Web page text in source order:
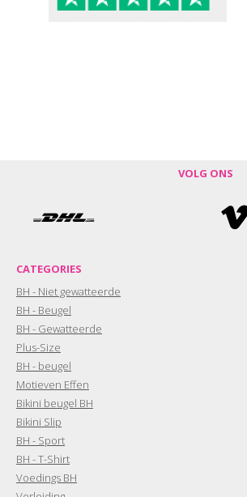
VOLG ONS
CATEGORIES
BH - Niet gewatteerde
BH - Beugel
BH - Gewatteerde
Plus-Size
BH - beugel
Motieven Effen
Bikini beugel BH
Bikini Slip
BH - Sport
BH - T-Shirt
Voedings BH